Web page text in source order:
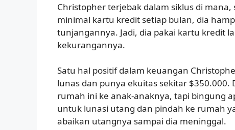
Christopher terjebak dalam siklus di
minimal kartu kredit setiap bulan, dia
tunjangannya. Jadi, dia pakai kartu kredit
kekurangannya.
Satu hal positif dalam keuangan
lunas dan punya ekuitas sekitar $350.000.
rumah ini ke anak-anaknya, tapi bingung
untuk lunasi utang dan pindah ke rumah
abaikan utangnya sampai dia meninggal.